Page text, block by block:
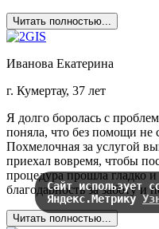
Читать полностью...
Иванова Екатерина
г. Кумертау, 37 лет
Я долго боролась с
поняла, что без помощи не
Похмелочная за услугой
приехал вовремя, чтобы
процедура прошла гладко
благодарность за заботу
Читать полностью...
Сайт использует
Яндекс.Метрику